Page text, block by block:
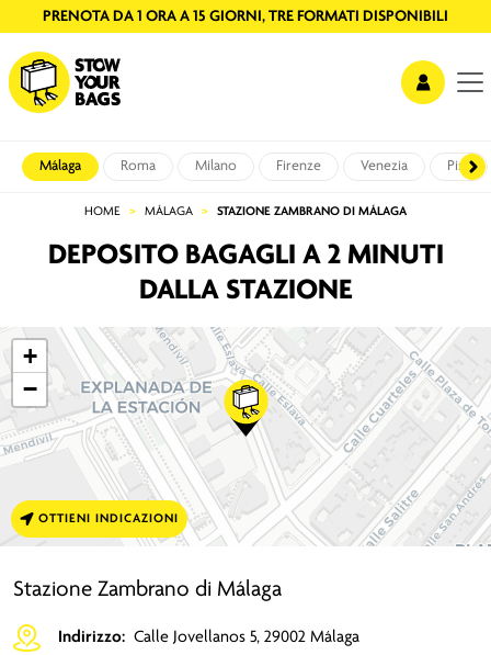
PRENOTA DA 1 ORA A 15 GIORNI, TRE FORMATI DISPONIBILI
Málaga Roma Milano Firenze Venezia Pisa
HOME MÁLAGA STAZIONE ZAMBRANO DI MÁLAGA
DEPOSITO BAGAGLI A 2 MINUTI
DALLA STAZIONE
+
−
OTTIENI INDICAZIONI
Stazione Zambrano di Málaga
Indirizzo: Calle Jovellanos 5, 29002 Málaga